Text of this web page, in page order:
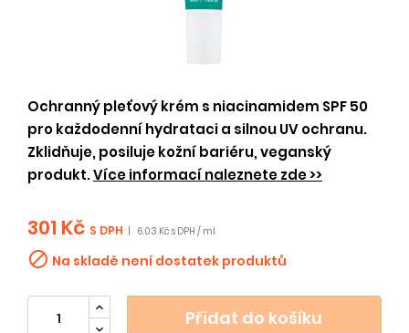
Ochranný pleťový krém s niacinamidem SPF 50
pro každodenní hydrataci a silnou UV ochranu.
Zklidňuje, posiluje kožní bariéru, veganský
produkt.Více informací naleznete zde >>
301 Kč S DPH 6.03 Kč s DPH / ml
 Na skladě není dostatek produktů
Přidat do košíku